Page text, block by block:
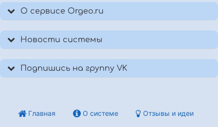
О сервисе Orgeo.ru
Новости системы
Подпишись на группу VK
Главная О системе Отзывы и идеи